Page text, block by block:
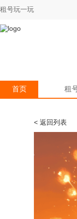
租号玩一玩
首页 租
< 返回列表